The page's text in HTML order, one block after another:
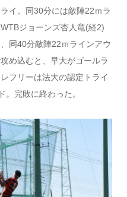
イ。同30分には敵陣22ｍラ
ジョーンズ杏人竜(経2)
同40分敵陣22ｍラインアウ
め込むと、早大がゴールラ
フリーは法大の認定トライ
完敗に終わった。